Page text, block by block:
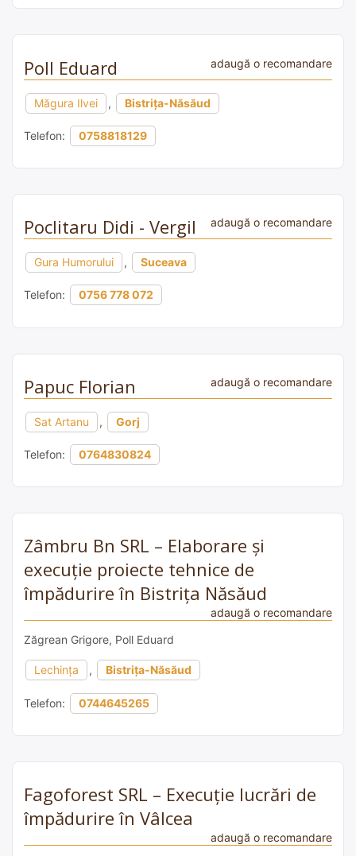
Poll Eduard adaugă o recomandare
Măgura Ilvei , Bistrița-Năsăud
Telefon: 0758818129
Poclitaru Didi - Vergil adaugă o recomandare
Gura Humorului , Suceava
Telefon: 0756 778 072
Papuc Florian adaugă o recomandare
Sat Artanu , Gorj
Telefon: 0764830824
Zâmbru Bn SRL – Elaborare și
execuție proiecte tehnice de
împădurire în Bistrița Năsăud
adaugă o recomandare
Zăgrean Grigore, Poll Eduard
Lechința , Bistrița-Năsăud
Telefon: 0744645265
Fagoforest SRL – Execuție lucrări de
împădurire în Vâlcea
adaugă o recomandare